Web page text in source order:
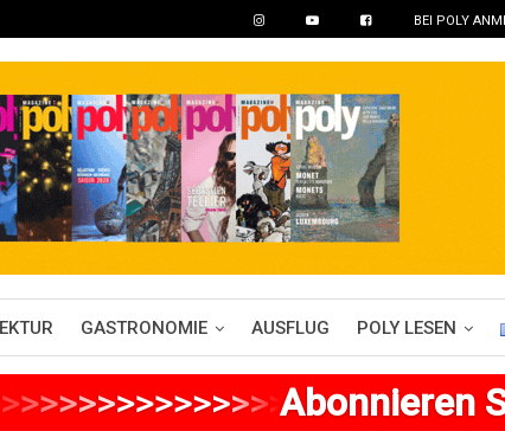
BEI POLY
GASTRONOMIE AUSFLUG POLY LESEN
>>>>>>>>>>>>>>>>>>>>>
Abonnieren